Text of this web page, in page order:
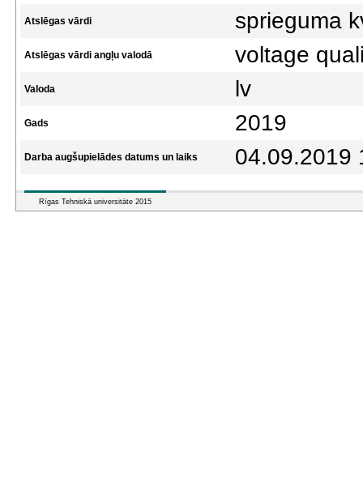
Atslēgas vārdi sprieguma
Atslēgas vārdi angļu valodā voltage
Valoda lv
Gads 2019
Darba augšupielādes datums un laiks 04.09.2019
Rīgas Tehniskā universitāte 2015